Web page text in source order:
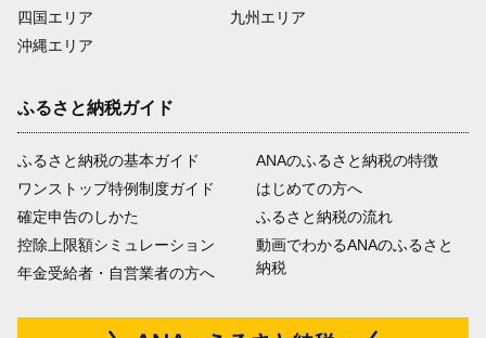
四国エリア
沖縄エリア
九州エリア
ふるさと納税ガイド
ふるさと納税の基本ガイド
ワンストップ特例制度ガイド
確定申告のしかた
控除上限額シミュレーション
年金受給者・自営業者の方へ
ANAのふるさと納税の特徴
はじめての方へ
ふるさと納税の流れ
動画でわかるANAのふるさと
納税